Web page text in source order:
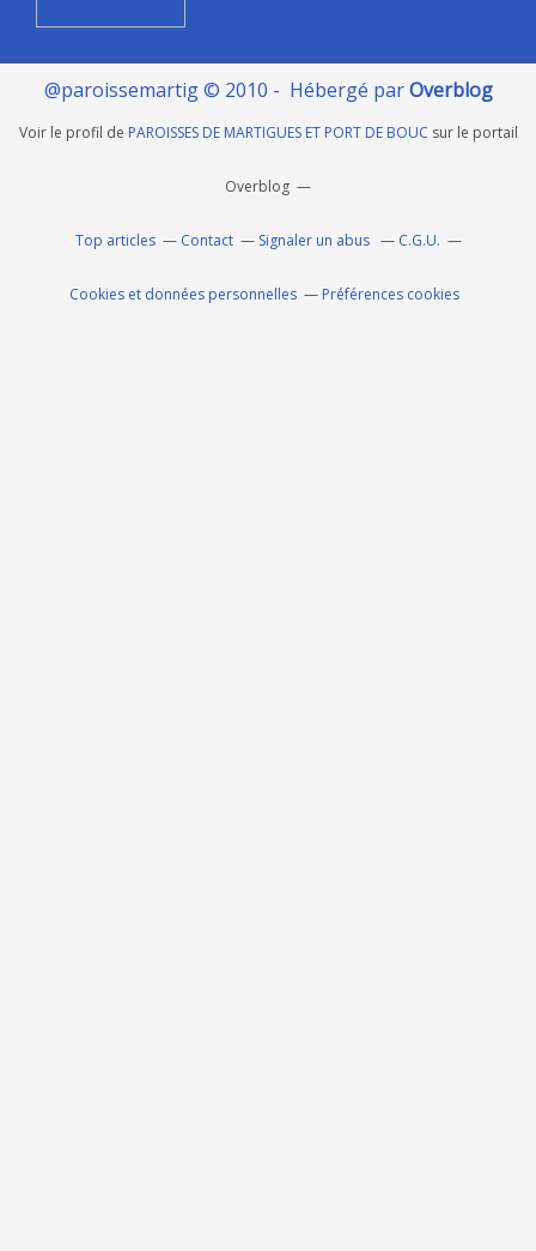
@paroissemartig © 2010 - Hébergé parOverblog
Voir le profil de PAROISSES DE MARTIGUES ET PORT DE BOUC sur le portail
Overblog
Top articles Contact Signaler un abus C.G.U.
Cookies et données personnelles Préférences cookies